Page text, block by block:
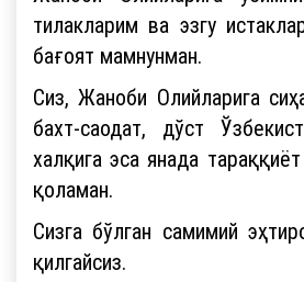
тилакларим ва эзгу
бағоят мамнунман.
Сиз, Жаноби Олийларига
бахт-саодат, дўст
халқига эса янада
қоламан.
Сизга бўлган самимий
қилгайсиз.